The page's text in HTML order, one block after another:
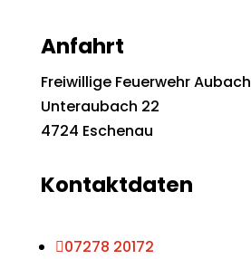
Anfahrt
Freiwillige Feuerwehr Aubach
Unteraubach 22
4724 Eschenau
Kontaktdaten
07278 20172